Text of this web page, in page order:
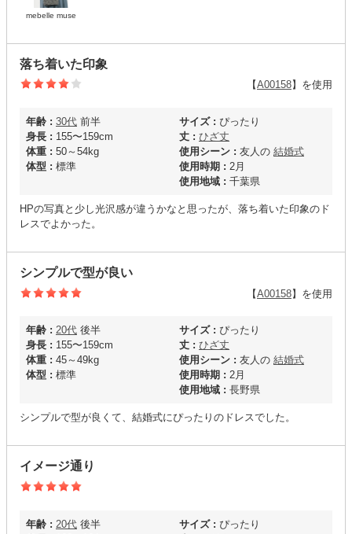
mebelle muse
落ち着いた印象
【A00158】を使用
年齢 : 30代 前半
身長 : 155〜159cm
体重 : 50～54kg
体型 : 標準
サイズ : ぴったり
丈 : ひざ丈
使用シーン : 友人の 結婚式
使用時期 : 2月
使用地域 : 千葉県
HPの写真と少し光沢感が違うかなと思ったが、落ち着いた印象のド
レスでよかった。
シンプルで型が良い
【A00158】を使用
年齢 : 20代 後半
身長 : 155〜159cm
体重 : 45～49kg
体型 : 標準
サイズ : ぴったり
丈 : ひざ丈
使用シーン : 友人の 結婚式
使用時期 : 2月
使用地域 : 長野県
シンプルで型が良くて、結婚式にぴったりのドレスでした。
イメージ通り
年齢 : 20代 後半
サイズ : ぴったり